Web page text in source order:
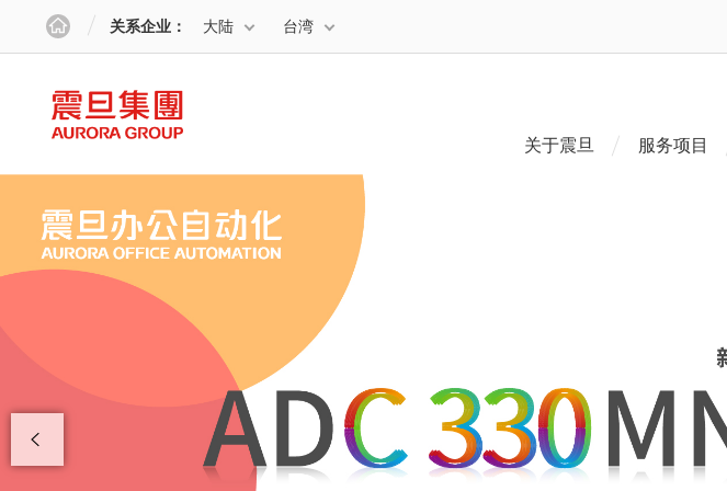
关系企业： 大陆 台湾
关于震旦 服务项目